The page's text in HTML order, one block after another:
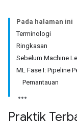
Pada halaman ini
Terminologi
Ringkasan
Sebelum Machine
ML Fase I: Pipeline
Pemantauan
Praktik